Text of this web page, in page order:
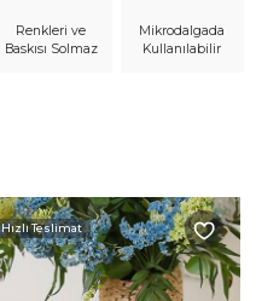
Renkleri ve
Baskısı Solmaz
Mikrodalgada
Kullanılabilir
Hızlı Teslimat